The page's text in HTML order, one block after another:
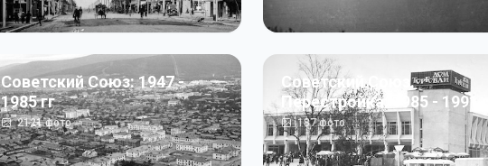
Советский Союз: 1947 -
1985 гг
2121фото
Советский Союз.
Перестройка: 1985 - 1991 гг
187фото